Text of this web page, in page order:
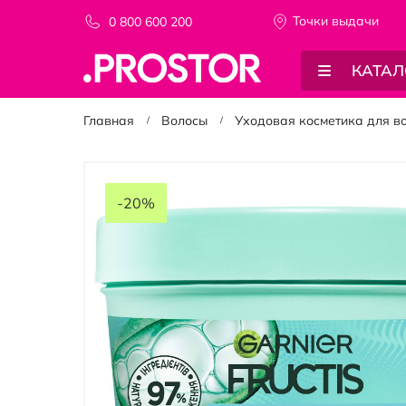
0 800 600 200 Точки выдачи
Главная Волосы Уходовая косметика для
перейти-20%